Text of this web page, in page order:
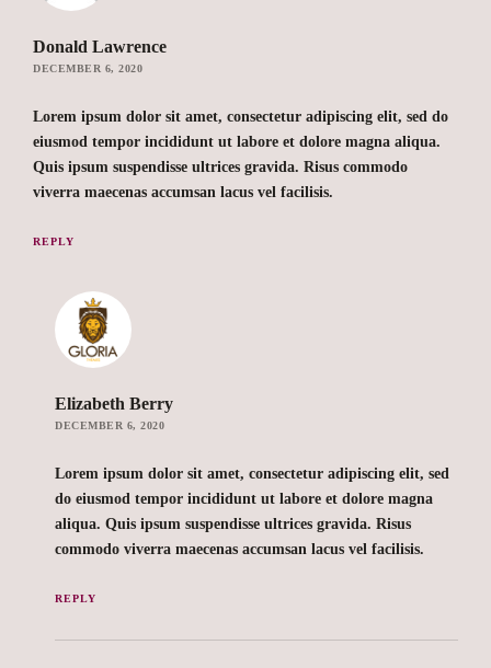
Donald Lawrence
DECEMBER 6, 2020
Lorem ipsum dolor sit amet, consectetur adipiscing elit, sed do
eiusmod tempor incididunt ut labore et dolore magna aliqua.
Quis ipsum suspendisse ultrices gravida. Risus commodo
viverra maecenas accumsan lacus vel facilisis.
REPLY
Elizabeth Berry
DECEMBER 6, 2020
Lorem ipsum dolor sit amet, consectetur adipiscing elit, sed
do eiusmod tempor incididunt ut labore et dolore magna
aliqua. Quis ipsum suspendisse ultrices gravida. Risus
commodo viverra maecenas accumsan lacus vel facilisis.
REPLY